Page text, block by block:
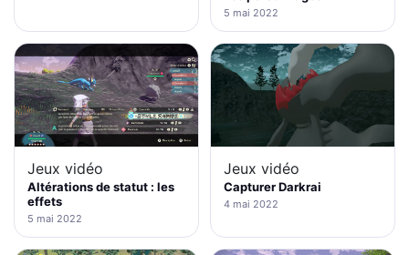
5 mai 2022
Jeux vidéo
Altérations de statut : les
effets
5 mai 2022
Jeux vidéo
Capturer Darkrai
4 mai 2022